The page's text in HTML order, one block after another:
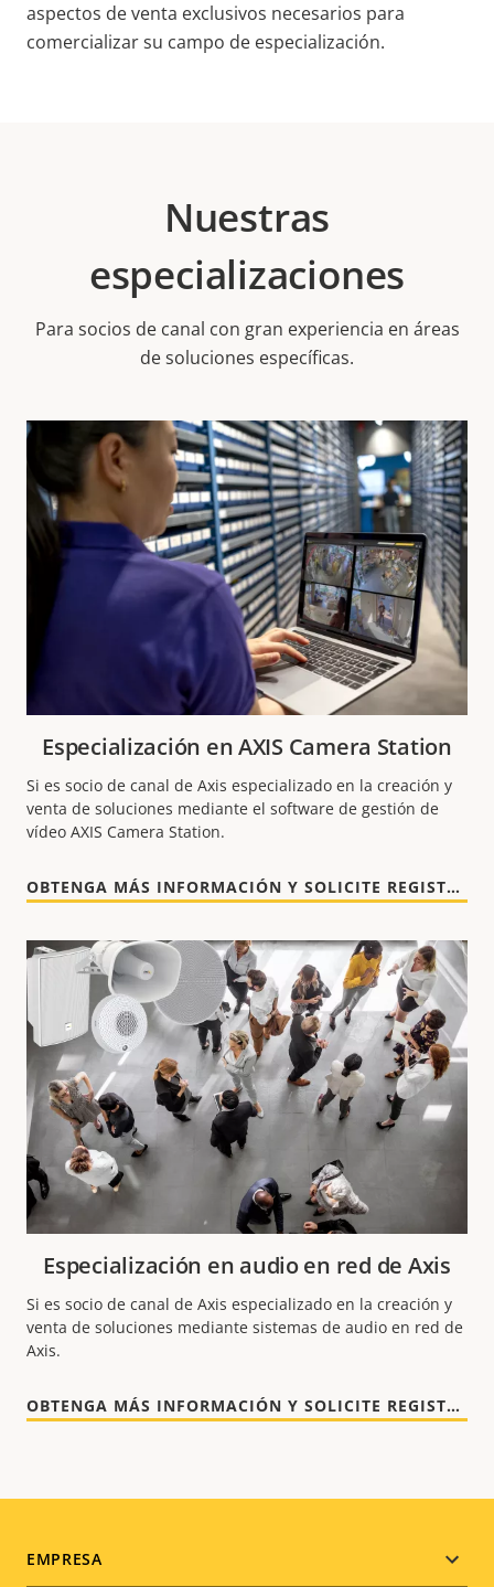
aspectos de venta exclusivos necesarios para
comercializar su campo de especialización.
Nuestras
especializaciones
Para socios de canal con gran experiencia en áreas
de soluciones específicas.
Especialización en AXIS Camera Station
Si es socio de canal de Axis especializado en la creación y
venta de soluciones mediante el software de gestión de
vídeo AXIS Camera Station.
OBTENGA MÁS INFORMACIÓN Y SOLICITE REGISTRARSE
Especialización en audio en red de Axis
Si es socio de canal de Axis especializado en la creación y
venta de soluciones mediante sistemas de audio en red de
Axis.
OBTENGA MÁS INFORMACIÓN Y SOLICITE REGISTRARSE
Footer
EMPRESA